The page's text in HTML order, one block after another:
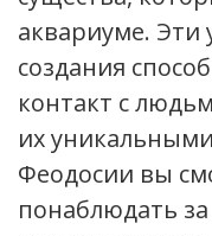
аквариуме.
создания
контакт с
их
Феодосии вы
понаблюдать